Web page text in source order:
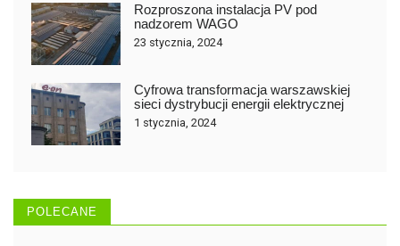
Rozproszona instalacja PV pod
nadzorem WAGO
23 stycznia, 2024
Cyfrowa transformacja warszawskiej
sieci dystrybucji energii elektrycznej
1 stycznia, 2024
POLECANE